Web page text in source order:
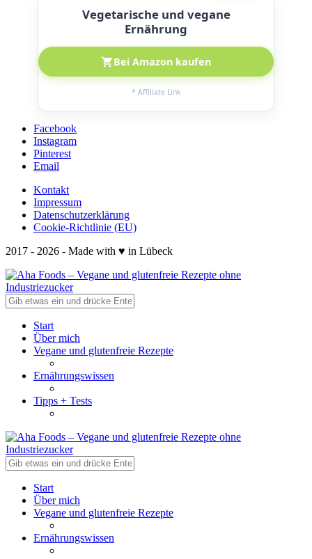
Vegetarische und vegane
Ernährung
Bei Amazon kaufen
* Affiliate Link
Facebook
Instagram
Pinterest
Email
Kontakt
Impressum
Datenschutzerklärung
Cookie-Richtlinie (EU)
2017 - 2026 - Made with ♥ in Lübeck
Start
Über mich
Vegane und glutenfreie Rezepte
Ernährungswissen
Tipps + Tests
Start
Über mich
Vegane und glutenfreie Rezepte
Ernährungswissen